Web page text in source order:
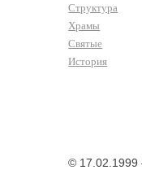
Структура
Храмы
Святые
История
©